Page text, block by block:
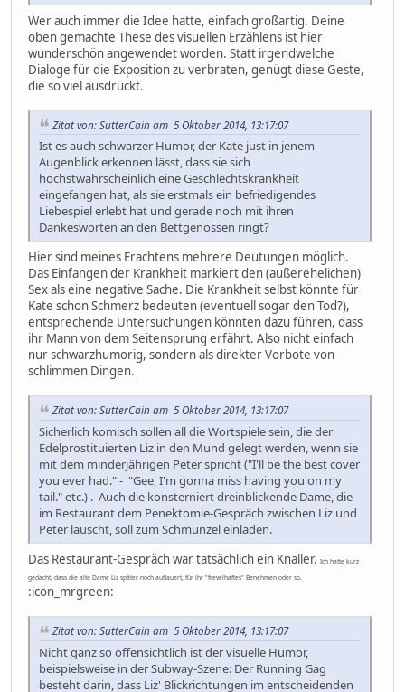
Wer auch immer die Idee hatte, einfach großartig. Deine
oben gemachte These des visuellen Erzählens ist hier
wunderschön angewendet worden. Statt irgendwelche
Dialoge für die Exposition zu verbraten, genügt diese Geste,
die so viel ausdrückt.
Zitat von: SutterCain am 5 Oktober 2014, 13:17:07
Ist es auch schwarzer Humor, der Kate just in jenem
Augenblick erkennen lässt, dass sie sich
höchstwahrscheinlich eine Geschlechtskrankheit
eingefangen hat, als sie erstmals ein befriedigendes
Liebespiel erlebt hat und gerade noch mit ihren
Dankesworten an den Bettgenossen ringt?
Hier sind meines Erachtens mehrere Deutungen möglich.
Das Einfangen der Krankheit markiert den (außerehelichen)
Sex als eine negative Sache. Die Krankheit selbst könnte für
Kate schon Schmerz bedeuten (eventuell sogar den Tod?),
entsprechende Untersuchungen könnten dazu führen, dass
ihr Mann von dem Seitensprung erfährt. Also nicht einfach
nur schwarzhumorig, sondern als direkter Vorbote von
schlimmen Dingen.
Zitat von: SutterCain am 5 Oktober 2014, 13:17:07
Sicherlich komisch sollen all die Wortspiele sein, die der
Edelprostituierten Liz in den Mund gelegt werden, wenn sie
mit dem minderjährigen Peter spricht ("I'll be the best cover
you ever had." - "Gee, I'm gonna miss having you on my
tail." etc.) . Auch die konsterniert dreinblickende Dame, die
im Restaurant dem Penektomie-Gespräch zwischen Liz und
Peter lauscht, soll zum Schmunzel einladen.
Das Restaurant-Gespräch war tatsächlich ein Knaller. Ich hatte kurz
gedacht, dass die alte Dame Liz später noch auflauert, für ihr "frevelhaftes" Benehmen oder so.
:icon_mrgreen:
Zitat von: SutterCain am 5 Oktober 2014, 13:17:07
Nicht ganz so offensichtlich ist der visuelle Humor,
beispielsweise in der Subway-Szene: Der Running Gag
besteht darin, dass Liz' Blickrichtungen im entscheidenden